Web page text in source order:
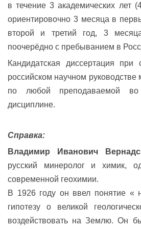
в течение 3 академических лет
ориентировочно 3 месяца в
второй и третий год, 3
поочерёдно с пребыванием в
Кандидатская диссертация при
российском научном
по любой преподаваемой
дисциплине.
Справка:
Владимир Иванович
русский минеролог и химик,
современной геохимии.
В 1926 году он ввел понятие «
гипотезу о великой
воздействовать на Землю. Он